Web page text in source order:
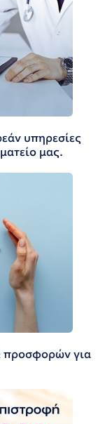
υπηρεσίες
μας.
προσφορών για